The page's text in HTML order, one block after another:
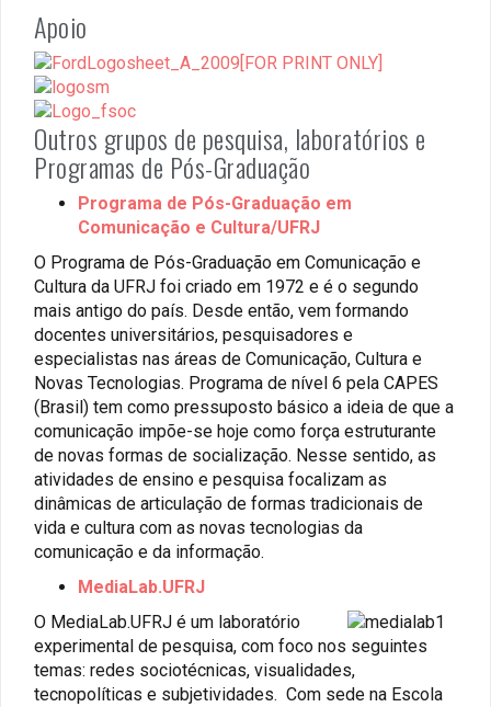
Apoio
Outros grupos de pesquisa, laboratórios e
Programas de Pós-Graduação
Programa de Pós-Graduação em
Comunicação e Cultura/UFRJAbrir
una
ventana
nueva
O Programa de Pós-Graduação em Comunicação e
Cultura da UFRJ foi criado em 1972 e é o segundo
mais antigo do país. Desde então, vem formando
docentes universitários, pesquisadores e
especialistas nas áreas de Comunicação, Cultura e
Novas Tecnologias. Programa de nível 6 pela CAPES
(Brasil) tem como pressuposto básico a ideia de que a
comunicação impõe-se hoje como força estruturante
de novas formas de socialização. Nesse sentido, as
atividades de ensino e pesquisa focalizam as
dinâmicas de articulação de formas tradicionais de
vida e cultura com as novas tecnologias da
comunicação e da informação.
MediaLab.UFRJAbrir
en
una
ventana
nueva
O MediaLab.UFRJ é um laboratório
experimental de pesquisa, com foco nos seguintes
temas: redes sociotécnicas, visualidades,
tecnopolíticas e subjetividades. Com sede na Escola